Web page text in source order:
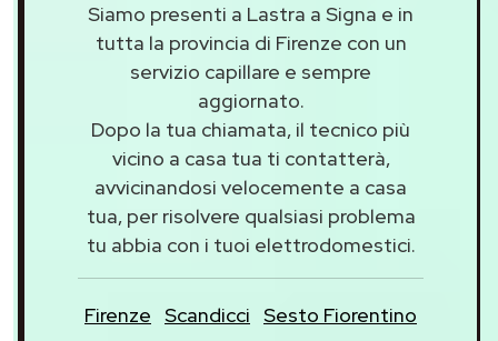
Siamo presenti a Lastra a Signa e in
tutta la provincia di Firenze con un
servizio capillare e sempre
aggiornato.
Dopo la tua chiamata, il tecnico più
vicino a casa tua ti contatterà,
avvicinandosi velocemente a casa
tua, per risolvere qualsiasi problema
tu abbia con i tuoi elettrodomestici.
Firenze Scandicci Sesto Fiorentino